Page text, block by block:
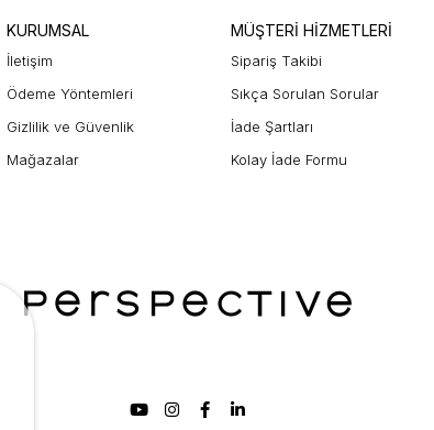
KURUMSAL
İletişim
Ödeme Yöntemleri
Gizlilik ve Güvenlik
Mağazalar
MÜŞTERİ HİZMETLERİ
Sipariş Takibi
Sıkça Sorulan Sorular
İade Şartları
Kolay İade Formu